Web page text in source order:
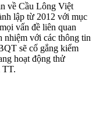
về Cầu Lông Việt
lập từ 2012 với mục
vấn đề liên quan
nhiệm với các thông tin
sẽ cố gắng kiểm
hoạt động thử
TT.